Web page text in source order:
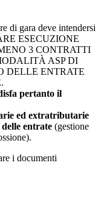
di gara deve intendersi
ESECUZIONE
3 CONTRATTI
ASP DI
DELLE ENTRATE
pertanto il
ed extratributarie
entrate (gestione
i documenti